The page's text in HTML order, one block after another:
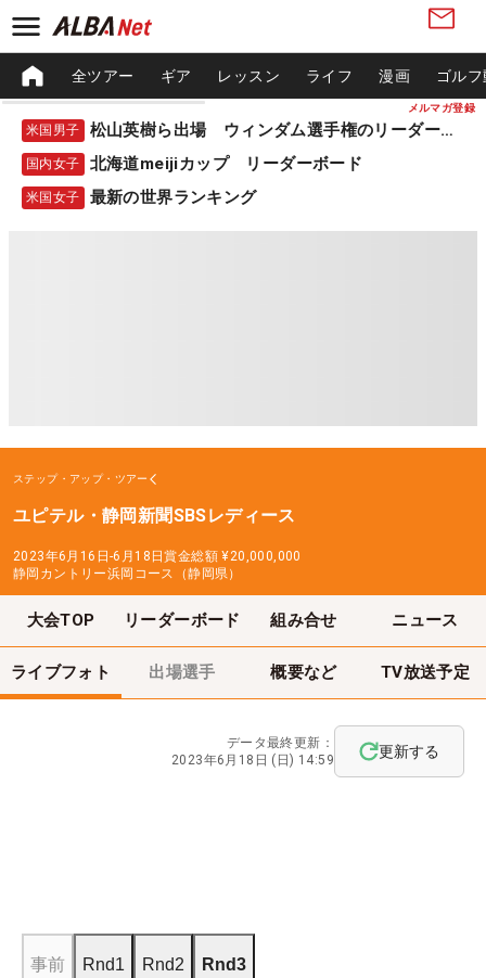
メルマガ登録
全ツアー ギア レッスン ライフ 漫画 ゴル
米国男子 松山英樹ら出場 ウィンダム選手権のリーダーボード
国内女子 北海道meijiカップ リーダーボード
米国女子 最新の世界ランキング
ステップ・アップ・ツアー
ユピテル・静岡新聞SBSレディース
2023年6月16日-6月18日賞金総額 ¥20,000,000
静岡カントリー浜岡コース（静岡県）
大会TOP リーダーボード 組み合せ ニュース
ライブフォト 出場選手 概要など TV放送予定
データ最終更新：
2023年6月18日 (日) 14:59
更新する
事前 Rnd1 Rnd2 Rnd3